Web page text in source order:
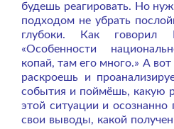
будешь реагировать. Но
подходом не убрать
глубоки. Как говорил
«Особенности
копай, там его много.» А
раскроешь и
события и поймёшь, какую
этой ситуации и
свои выводы, какой